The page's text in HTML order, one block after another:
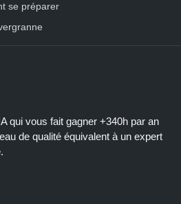
se préparer
qui vous fait gagner +340h par an
de qualité équivalent à un expert